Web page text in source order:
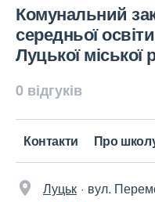
Комунальний
середньої
Луцької міської
0 відгуків
Контакти Про
Луцьк
вул.